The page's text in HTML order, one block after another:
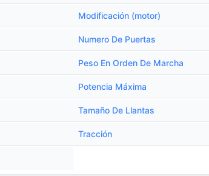
Modificación (motor)
Numero De Puertas
Peso En Orden De Marcha
Potencia Máxima
Tamaño De Llantas
Tracción